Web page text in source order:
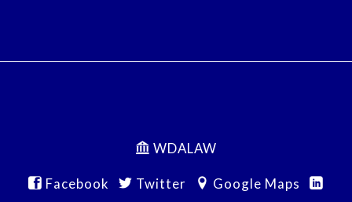
WDALAW
Facebook Twitter
Google Maps